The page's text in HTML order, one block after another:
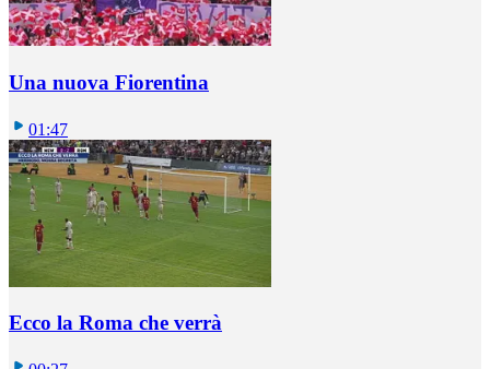
Una nuova Fiorentina
01:47
Ecco la Roma che verrà